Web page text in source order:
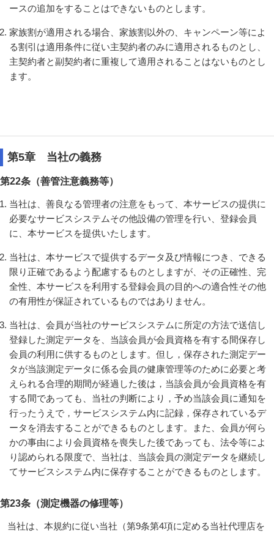
ースの追加をすることはできないものとします。
家族割が適用される場合、家族割以外の、キャンペーン等によ
る割引は適用条件に従い主契約者のみに適用されるものとし、
主契約者と副契約者に重複して適用されることはないものとし
ます。
第5章 当社の義務
第22条（善管注意義務等）
当社は、善良なる管理者の注意をもって、本サービスの提供に
必要なサービスシステムその他設備の管理を行い、登録会員
に、本サービスを提供いたします。
当社は、本サービスで提供するデータ及び情報につき、できる
限り正確であるよう配慮するものとしますが、その正確性、完
全性、本サービスを利用する登録会員の目的への適合性その他
の有用性が保証されているものではありません。
当社は、会員が当社のサービスシステムに所定の方法で送信し
登録した測定データを、当該会員が会員資格を有する間保存し
会員の利用に供するものとします。但し，保存された測定デー
タが当該測定データに係る会員の健康管理等のために必要と考
えられる合理的期間が経過した後は，当該会員が会員資格を有
する間であっても、当社の判断により，予め当該会員に通知を
行ったうえで，サービスシステム内に記録，保存されているデ
ータを消去することができるものとします。また、会員が何ら
かの事由により会員資格を喪失した後であっても、法令等によ
り認められる限度で、当社は、当該会員の測定データを継続し
てサービスシステム内に保存することができるものとします。
第23条（測定機器の修理等）
当社は、本規約に従い当社（第9条第4項に定める当社代理店を